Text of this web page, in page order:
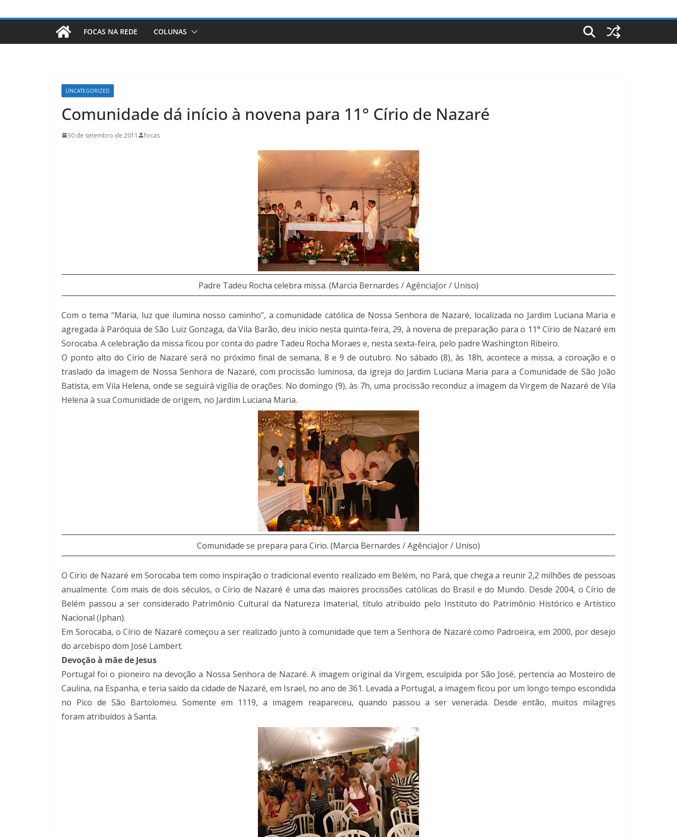
FOCAS NA REDE COLUNAS
UNCATEGORIZED
Comunidade dá início à novena para 11° Círio de Nazaré
30 de setembro de 2011 focas
Padre Tadeu Rocha celebra missa. (Marcia Bernardes / AgênciaJor / Uniso)
Com o tema “Maria, luz que ilumina nosso caminho”, a comunidade católica de Nossa Senhora de Nazaré, localizada no Jardim Luciana Maria e
agregada à Paróquia de São Luiz Gonzaga, da Vila Barão, deu início nesta quinta-feira, 29, à novena de preparação para o 11° Círio de Nazaré em
Sorocaba. A celebração da missa ficou por conta do padre Tadeu Rocha Moraes e, nesta sexta-feira, pelo padre Washington Ribeiro.
O ponto alto do Círio de Nazaré será no próximo final de semana, 8 e 9 de outubro. No sábado (8), às 18h, acontece a missa, a coroação e o
traslado da imagem de Nossa Senhora de Nazaré, com procissão luminosa, da igreja do Jardim Luciana Maria para a Comunidade de São João
Batista, em Vila Helena, onde se seguirá vigília de orações. No domingo (9), às 7h, uma procissão reconduz a imagem da Virgem de Nazaré de Vila
Helena à sua Comunidade de origem, no Jardim Luciana Maria.
Comunidade se prepara para Cirio. (Marcia Bernardes / AgênciaJor / Uniso)
O Círio de Nazaré em Sorocaba tem como inspiração o tradicional evento realizado em Belém, no Pará, que chega a reunir 2,2 milhões de pessoas
anualmente. Com mais de dois séculos, o Círio de Nazaré é uma das maiores procissões católicas do Brasil e do Mundo. Desde 2004, o Círio de
Belém passou a ser considerado Patrimônio Cultural da Natureza Imaterial, título atribuído pelo Instituto do Patrimônio Histórico e Artístico
Nacional (Iphan).
Em Sorocaba, o Círio de Nazaré começou a ser realizado junto à comunidade que tem a Senhora de Nazaré como Padroeira, em 2000, por desejo
do arcebispo dom José Lambert.
Devoção à mãe de Jesus
Portugal foi o pioneiro na devoção a Nossa Senhora de Nazaré. A imagem original da Virgem, esculpida por São José, pertencia ao Mosteiro de
Caulina, na Espanha, e teria saído da cidade de Nazaré, em Israel, no ano de 361. Levada a Portugal, a imagem ficou por um longo tempo escondida
no Pico de São Bartolomeu. Somente em 1119, a imagem reapareceu, quando passou a ser venerada. Desde então, muitos milagres
foram atribuídos à Santa.